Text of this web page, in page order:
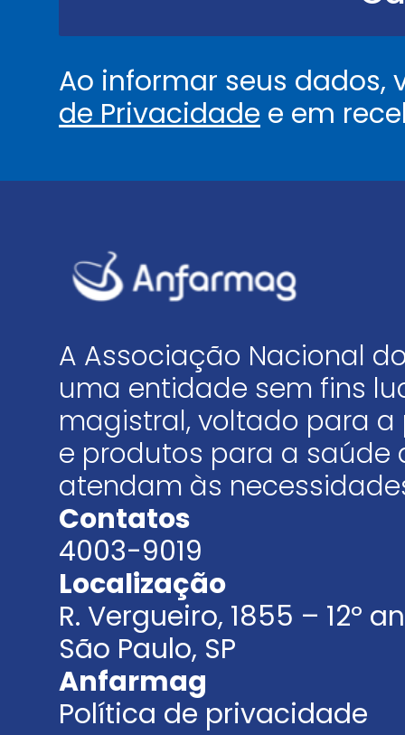
Ao informar seus
de Privacidade e em
A Associação Nacional
uma entidade sem fins
magistral, voltado para
e produtos para a saúde
atendam às
Contatos
4003-9019
Localização
R. Vergueiro, 1855 – 12º
São Paulo, SP
Anfarmag
Política de privacidade